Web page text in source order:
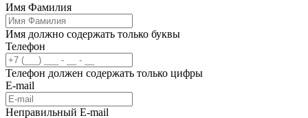
Имя Фамилия
Имя должно содержать только буквы
Телефон
Телефон должен содержать только цифры
E-mail
Неправильный E-mail